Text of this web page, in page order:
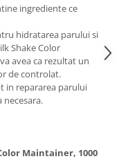
ingrediente ce
hidratarea parului si
Shake Color
avea ca rezultat un
de controlat.
in repararea parului
Maintainer, 1000